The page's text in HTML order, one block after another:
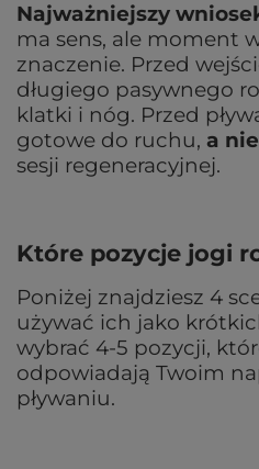
Najważniejszy
ma sens, ale moment
znaczenie. Przed
długiego pasywnego
klatki i nóg. Przed
gotowe do ruchu, a nie
sesji regeneracyjnej.
Które pozycje jogi
Poniżej znajdziesz 4
używać ich jako
wybrać 4-5 pozycji,
odpowiadają Twoim
pływaniu.